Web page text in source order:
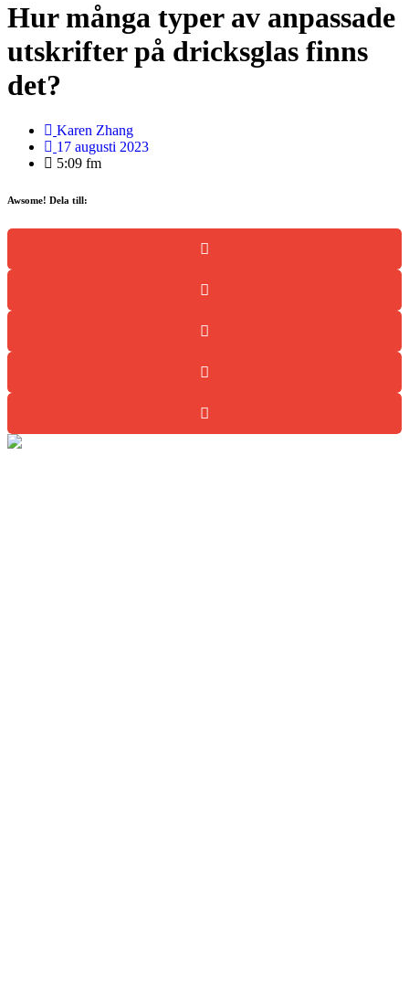
Hur många typer av anpassade
utskrifter på dricksglas finns
det?
Karen Zhang
17 augusti 2023
5:09 fm
Awsome! Dela till: